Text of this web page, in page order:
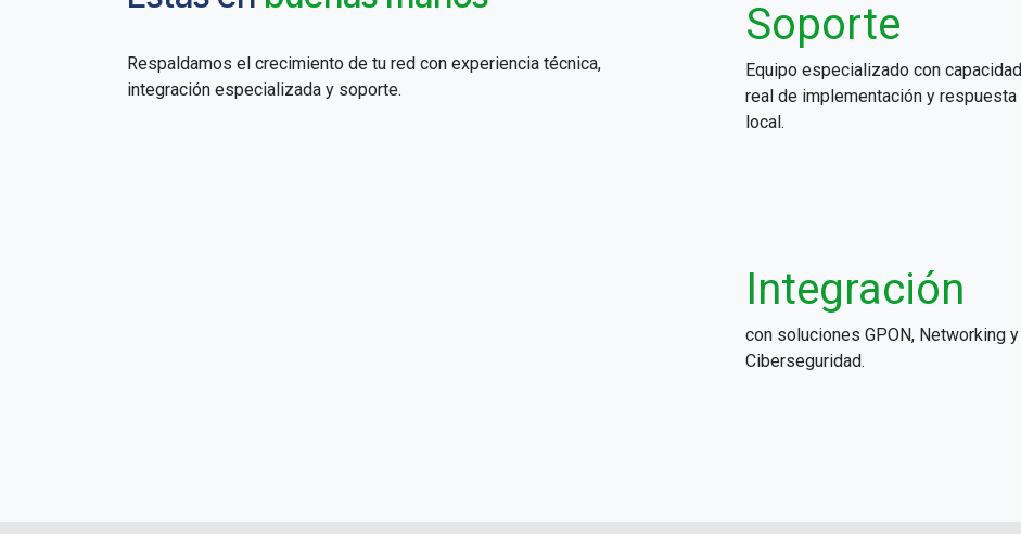
Respaldamos el crecimiento de tu red con experiencia técnica,
integración especializada y soporte.
Soporte
Equipo especializado con capacidad
real de implementación y respuesta
local.
Integración
con soluciones GPON, Networking y
Ciberseguridad.